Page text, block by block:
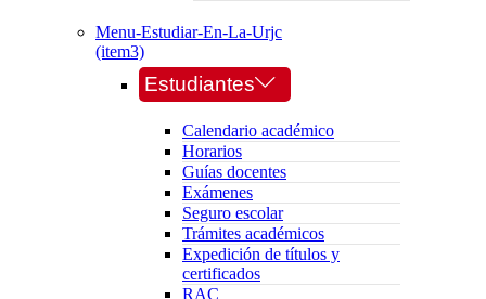
Menu-Estudiar-En-La-Urjc
(item3)
Estudiantes
Calendario académico
Horarios
Guías docentes
Exámenes
Seguro escolar
Trámites académicos
Expedición de títulos y
certificados
RAC